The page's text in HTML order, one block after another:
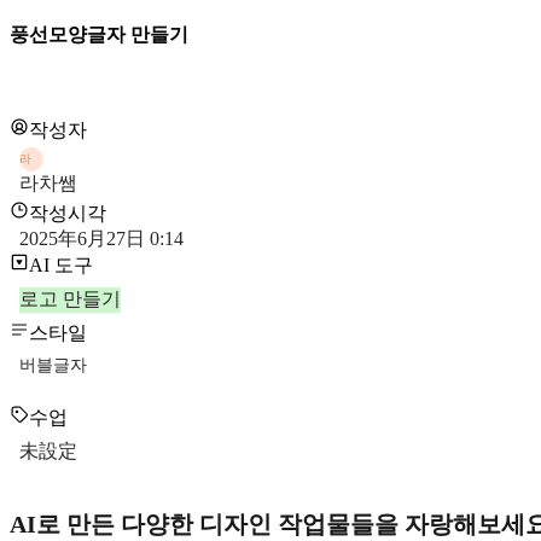
풍선모양글자 만들기
작성자
라
라차쌤
작성시각
2025年6月27日 0:14
AI 도구
로고 만들기
스타일
버블글자
수업
未設定
AI로 만든 다양한 디자인 작업물들을 자랑해보세